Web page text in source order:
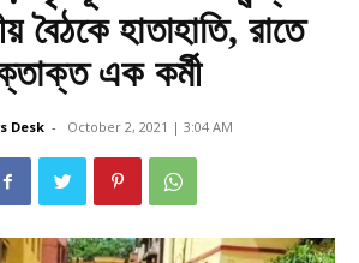
বৈঠকে হাতাহাতি, রাতে
এক কর্মী
Desk - October 2, 2021 | 3:04 AM